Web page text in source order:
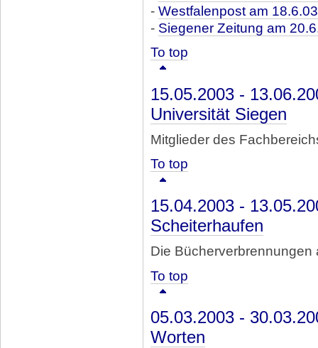
- Westfalenpost am 18.6.03
- Siegener Zeitung am
To top
15.05.2003 -
Universität Siegen
Mitglieder des
To top
15.04.2003 -
Scheiterhaufen
Die Bücherverbrennungen
To top
05.03.2003 -
Worten